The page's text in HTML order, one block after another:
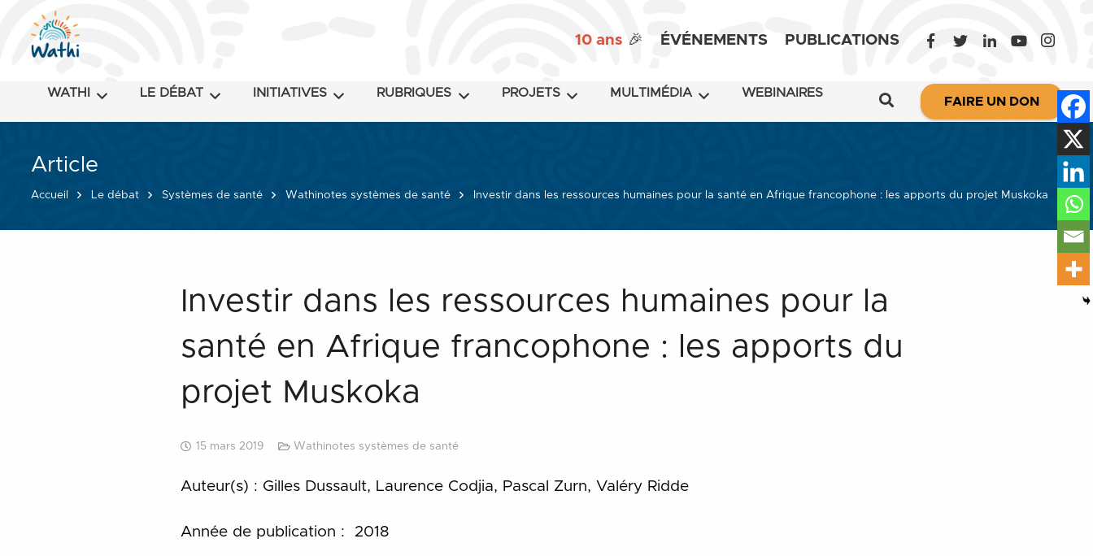
10 ans 🎉 ÉVÉNEMENTS PUBLICATIONS
WATHI LE DÉBAT INITIATIVES RUBRIQUES PROJETS MULTIMÉDIA WEBINAIRES
FAIRE UN DON
Article
Accueil Le débat Systèmes de santé Wathinotes systèmes de santé Investir dans les ressources humaines pour la santé en Afrique francophone : les apports du projet Muskoka
Investir dans les ressources humaines pour la
santé en Afrique francophone : les apports du
projet Muskoka
15 mars 2019 Wathinotes systèmes de santé
Auteur(s) : Gilles Dussault, Laurence Codjia, Pascal Zurn, Valéry Ridde
Année de publication : 2018